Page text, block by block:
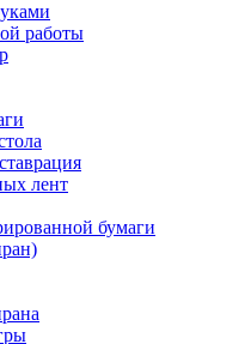
работы
лент
бумаги